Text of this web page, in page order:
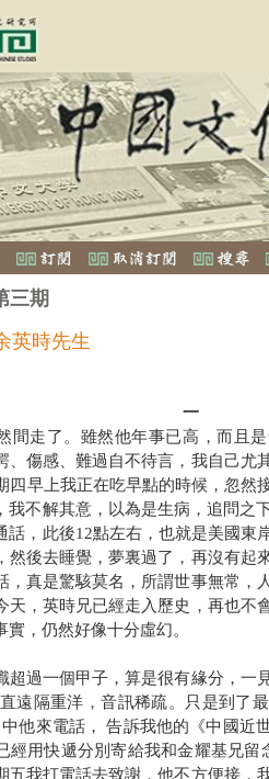
三期
英時先生
一
間走了。雖然他年事已高，而且
、傷感、難過自不待言，我自己尤
四早上我正在吃早點的時候，忽然
我不解其意，以為是生病，追問之
話，此後12點左右，也就是美國東
然後去睡覺，夢裏過了，再沒有起
，真是驚駭莫名，所謂世事無常，
天，英時兄已經走入歷史，再也不
實，仍然好像十分虛幻。
超過一個甲子，算是很有緣分，一
遠隔重洋，音訊稀疏。只是到了
他來電話， 告訴我他的《中國近
經用快遞分別寄給我和金耀基兄留
五我打電話去致謝，他不方便接，